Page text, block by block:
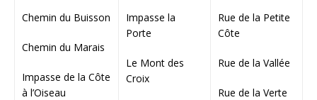
Chemin du Buisson
Chemin du Marais
Impasse de la Côte
à l’Oiseau
Impasse la
Porte
Le Mont des
Croix
Rue de la Petite
Côte
Rue de la Vallée
Rue de la Verte